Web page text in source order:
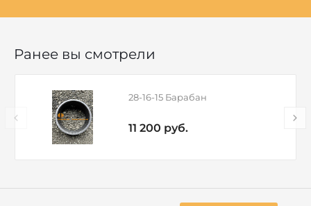
Ранее вы смотрели
28-16-15 Барабан
11 200 руб.